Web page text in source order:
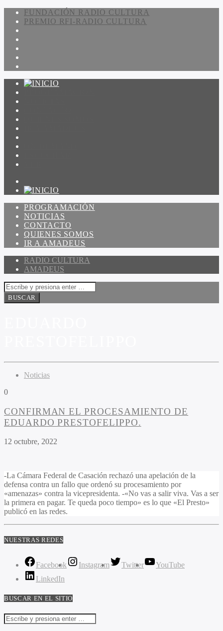
FUNDACIÓN RADIO CULTURA
PREMIO RFI-RADIO CULTURA
PROGRAMACIÓN
NOTICIAS
CONTACTO
QUIENES SOMOS
IR A AMADEUS
RADIO CULTURA
AMADEUS
Noticias
0
CONFIRMAN EL PROCESAMIENTO DE
EDUARDO PRESTOFELIPPO.
12 octubre, 2022
-La Cámara Federal de Casación rechazó una apelación de la
defensa contra un fallo que ordenó su procesamiento por
«amenazas» contra la vicepresidenta. -«No vas a salir viva. Vas a ser
la primera en pagar. Te queda poco tiempo» es lo que «El Presto»
publicó en las redes.
NUESTRAS REDES
Facebook Instagram Twitter
YouTube
LinkedIn
BUSCAR EN EL SITIO